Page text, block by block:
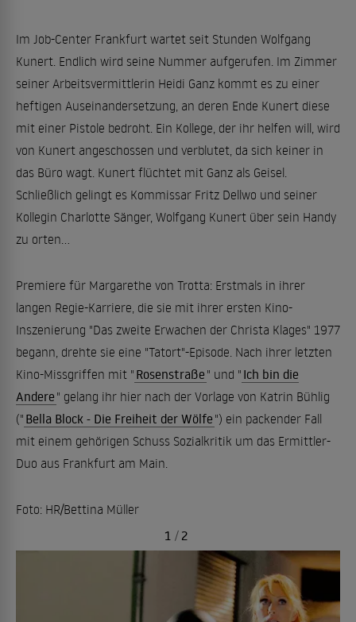
Im Job-Center Frankfurt wartet seit Stunden Wolfgang
Kunert. Endlich wird seine Nummer aufgerufen. Im Zimmer
seiner Arbeitsvermittlerin Heidi Ganz kommt es zu einer
heftigen Auseinandersetzung, an deren Ende Kunert diese
mit einer Pistole bedroht. Ein Kollege, der ihr helfen will, wird
von Kunert angeschossen und verblutet, da sich keiner in
das Büro wagt. Kunert flüchtet mit Ganz als Geisel.
Schließlich gelingt es Kommissar Fritz Dellwo und seiner
Kollegin Charlotte Sänger, Wolfgang Kunert über sein Handy
zu orten...
Premiere für Margarethe von Trotta: Erstmals in ihrer
langen Regie-Karriere, die sie mit ihrer ersten Kino-
Inszenierung "Das zweite Erwachen der Christa Klages" 1977
begann, drehte sie eine "Tatort"-Episode. Nach ihrer letzten
Kino-Missgriffen mit " Rosenstraße " und " Ich bin die
Andere " gelang ihr hier nach der Vorlage von Katrin Bühlig
(" Bella Block - Die Freiheit der Wölfe ") ein packender Fall
mit einem gehörigen Schuss Sozialkritik um das Ermittler-
Duo aus Frankfurt am Main.
Foto: HR/Bettina Müller
1 / 2